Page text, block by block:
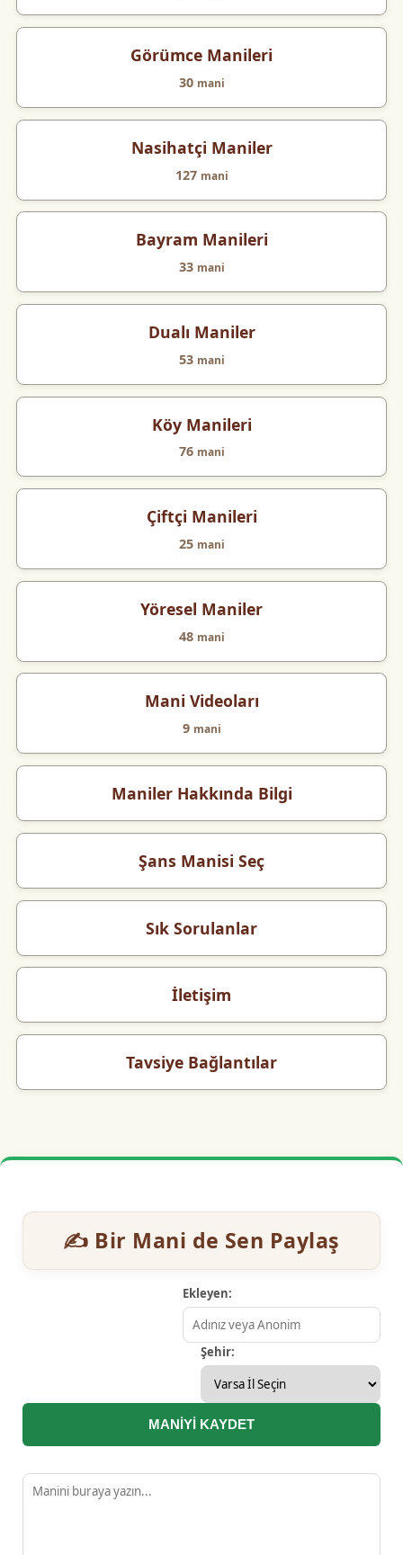
Görümce Manileri
30 mani
Nasihatçi Maniler
127 mani
Bayram Manileri
33 mani
Dualı Maniler
53 mani
Köy Manileri
76 mani
Çiftçi Manileri
25 mani
Yöresel Maniler
48 mani
Mani Videoları
9 mani
Maniler Hakkında Bilgi
Şans Manisi Seç
Sık Sorulanlar
İletişim
Tavsiye Bağlantılar
✍️ Bir Mani de Sen Paylaş
Ekleyen:
Şehir:
MANİYİ KAYDET